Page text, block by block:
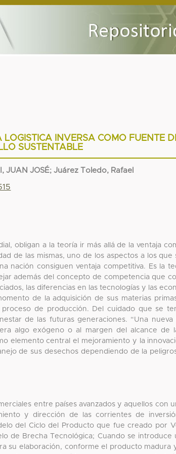
INVERSA COMO FUENTE
SUSTENTABLE
JUAN JOSÉ;Juárez Toledo, Rafael
obligan a la teoría ir más allá de la ventaja
de las mismas, uno de los aspectos a los que
nación consiguen ventaja competitiva. Es la
además del concepto de competencia que
las diferencias en las tecnologías y las
de la adquisición de sus materias
de producción. Del cuidado que se
de las futuras generaciones. “Una nueva
algo exógeno o al margen del alcance de
elemento central el mejoramiento y la
de sus desechos dependiendo de la
entre países avanzados y aquellos con
y dirección de las corrientes de
del Ciclo del Producto que fue creado por
de Brecha Tecnológica; Cuando se introduce
su elaboración, conforme el producto madura